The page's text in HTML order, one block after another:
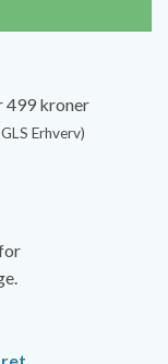
499 kroner
Erhverv)